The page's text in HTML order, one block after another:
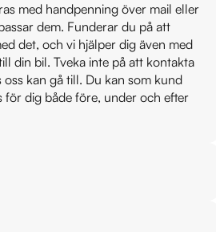
med handpenning över mail eller
dem. Funderar du på att
det, och vi hjälper dig även med
din bil. Tveka inte på att kontakta
kan gå till. Du kan som kund
dig både före, under och efter